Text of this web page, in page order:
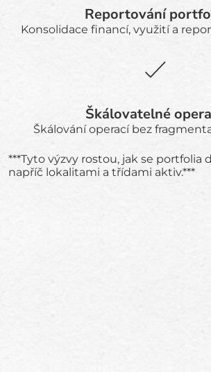
Reportování
Konsolidace financí, využití a
Škálovatelné
Škálování operací bez
***Tyto výzvy rostou, jak se portfolia
napříč lokalitami a třídami aktiv.***